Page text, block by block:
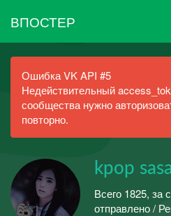
ВПОСТЕР
Ошибка VK API #5
Недействительный
сообщества нужно
повторно.
kpop
Всего 1825, за
отправлено /